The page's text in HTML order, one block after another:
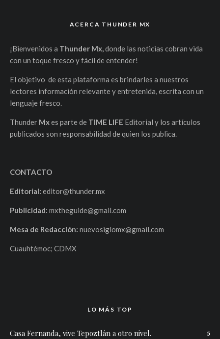
ACERCA THUNDER MX
¡Bienvenidos a Thunder Mx,donde las noticias cobran vida
con un toque fresco y fácil de entender!
El objetivo de esta plataforma es brindarles a nuestros
lectores información relevante y entretenida, escrita con un
lenguaje fresco.
Thunder Mxes parte de TIME LIFE Editorial y los artículos
publicados son responsabilidad de quien los publica.
CONTACTO
Editorial: editor@thunder.mx
Publicidad: mxtheguide@gmail.com
Mesa de Redacción: nuevosiglomx@gmail.com
Cuauhtémoc; CDMX
LO MÁS TOP
Casa Fernanda, vive Tepoztlán a otro nivel. 5